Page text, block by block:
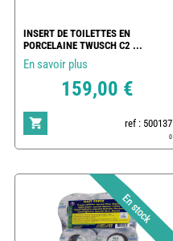
INSERT DE TOILETTES EN
PORCELAINE TWUSCH C2 ...
En savoir plus
159,00 €
ref : 500137
0